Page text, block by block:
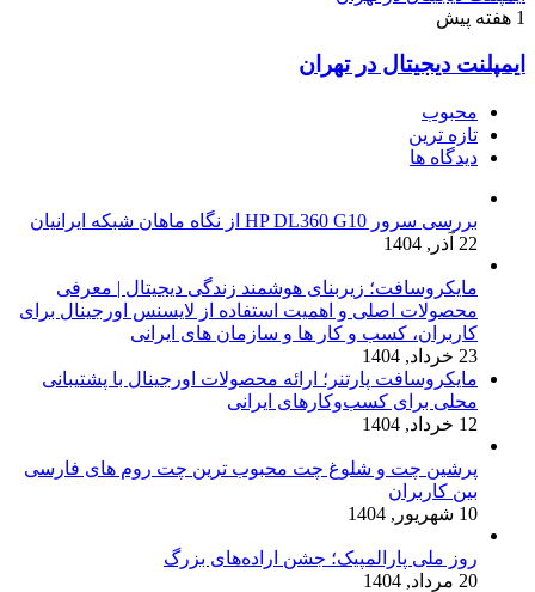
1 هفته پیش
ایمپلنت دیجیتال در تهران
محبوب
تازه ترین
دیدگاه ها
بررسی سرور HP DL360 G10 از نگاه ماهان شبکه ایرانیان
22 آذر, 1404
مایکروسافت؛ زیربنای هوشمند زندگی دیجیتال | معرفی
محصولات اصلی و اهمیت استفاده از لایسنس اورجینال برای
کاربران، کسب و کار ها و سازمان های ایرانی
23 خرداد, 1404
مایکروسافت پارتنر؛ ارائه محصولات اورجینال با پشتیبانی
محلی برای کسب‌وکارهای ایرانی
12 خرداد, 1404
پرشین چت و شلوغ چت محبوب ترین چت روم های فارسی
بین کاربران
10 شهریور, 1404
روز ملی پارالمپیک؛ جشن اراده‌های بزرگ
20 مرداد, 1404